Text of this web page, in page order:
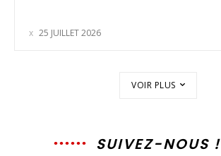
25 JUILLET 2026
VOIR PLUS
SUIVEZ-NOUS !